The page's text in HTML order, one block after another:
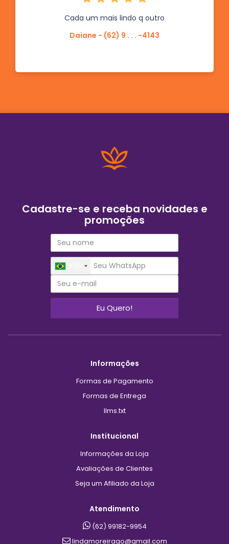
Cada um mais lindo q outro
Daiane - (62) 9 . . . -4143
Cadastre-se e receba novidades e
promoções
Eu Quero!
Informações
Formas de Pagamento
Formas de Entrega
llms.txt
Institucional
Informações da Loja
Avaliações de Clientes
Seja um Afiliado da Loja
Atendimento
(62) 99182-9954
lindamoreirago@gmail.com